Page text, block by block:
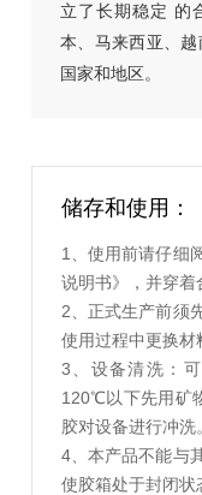
立了长期稳定 的
本、马来西亚、越
国家和地区。
储存和使用：
1、使用前请仔细
说明书》，并穿着
2、正式生产前须
使用过程中更换材
3、设备清洗：
120℃以下先用矿
胶对设备进行冲洗
4、本产品不能与
使胶箱处于封闭